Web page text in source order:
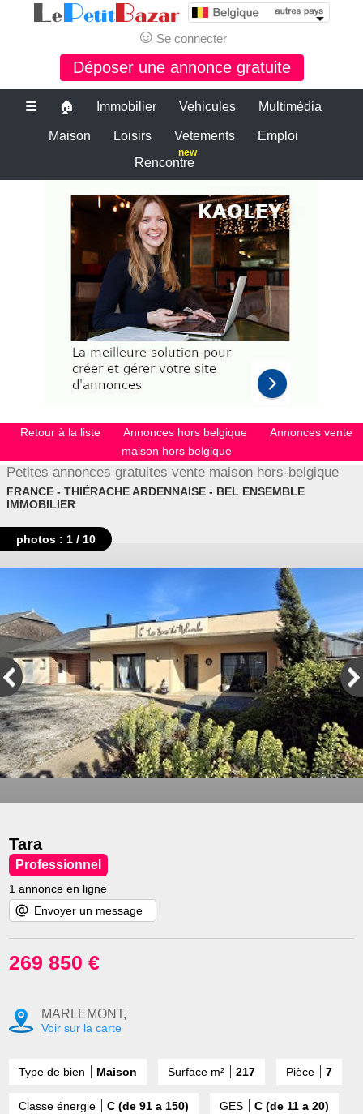
☺ Se connecter
Déposer une annonce gratuite
☰ 🏠 Immobilier Vehicules Multimédia
Maison Loisirs Vetements
Emploi
Rencontre
new
Le bon coin belgique
PETITE ANNONCE GRATUITE BELGIQUE
PETITES ANNONCES BELGIQUE
Le plus grand site de petites annonces pour des affaires d'occasion ou
neuves. Publiez maintenant une petite annonce gratuite en Belgique.
LE BON COIN BELGIQUE
Des annonces et de bonnes affaires d'occasion. Insérez gratuitement
une annonce gratuite pour la belgique. Achetez ou vendez votre
voiture d'occasion, moto, équipements enfants ou maison sur le petit
bazar belgique.
Le bon coin belgique
Retour à la liste Annonces hors belgique
Annonces vente
maison hors belgique
Petites annonces gratuites vente maison hors-belgique
FRANCE - THIÉRACHE ARDENNAISE - BEL ENSEMBLE
IMMOBILIER
photos : 1 / 10
Tara
Professionnel
1 annonce en ligne
Envoyer un message
269 850 €
MARLEMONT,
Voir sur la carte
Type de bien Maison Surface m² 217 Pièce 7
Classe énergie C (de 91 a 150) GES C (de 11 a 20)